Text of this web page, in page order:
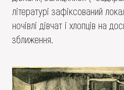
літературі зафіксований
ночівлі дівчат і хлопців на
зближення.